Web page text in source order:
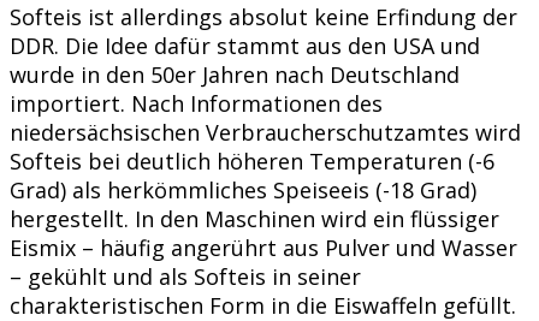
Softeis ist allerdings absolut keine Erfindung der
DDR. Die Idee dafür stammt aus den USA und
wurde in den 50er Jahren nach Deutschland
importiert. Nach Informationen des
niedersächsischen Verbraucherschutzamtes wird
Softeis bei deutlich höheren Temperaturen (-6
Grad) als herkömmliches Speiseeis (-18 Grad)
hergestellt. In den Maschinen wird ein flüssiger
Eismix – häufig angerührt aus Pulver und Wasser
– gekühlt und als Softeis in seiner
charakteristischen Form in die Eiswaffeln gefüllt.